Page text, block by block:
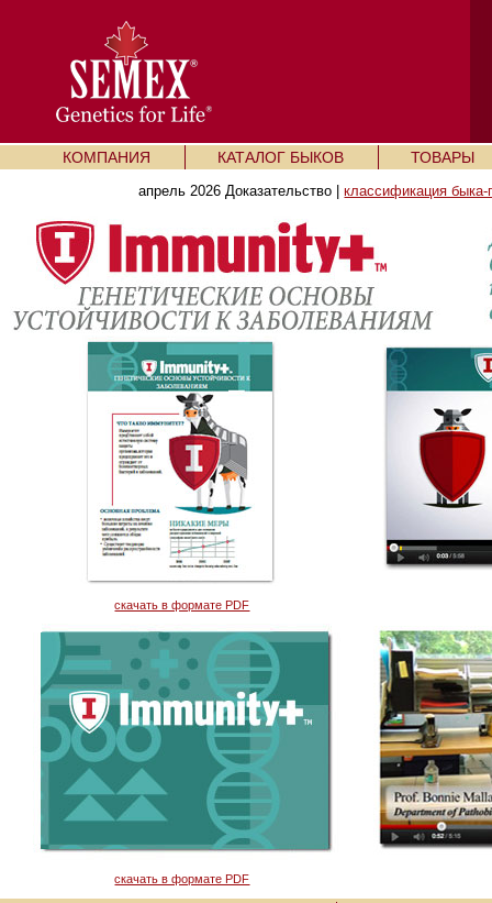
КОМПАНИЯ КАТАЛОГ БЫКОВ ТОВАРЫ
апрель 2026 Доказательство |классификация
скачать в формате PDF
скачать в формате PDF